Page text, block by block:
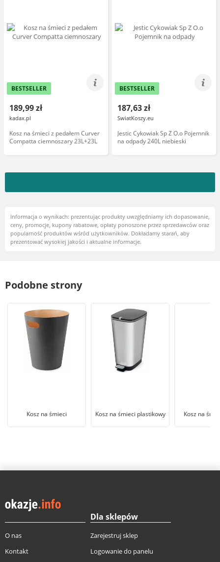
BESTSELLER
189,99 zł
kadax.pl
Kosz na śmieci z pedałem Curver
Compatta ciemnoszary 23L+23L
BESTSELLER
187,63 zł
SwiatKoszy.eu
Jestic Cykowiak Sp Z O.o Pojemnik
na odpady 240L niebieski
Informacja o wynikach: prezentując produkty uwzględniamy ich dopasowanie,
ceny, promocje, kupony rabatowe, opłaty ponoszone przez sprzedawców oraz
popularność produktów wśród użytkowników. Dokładamy starań, aby
prezentować wysokiej jakości i aktualne informacje.
Podobne strony
Kosz na śmieci Kosz na śmieci plastikowy Kosz na
O nas
Kontakt
Dla sklepów
Zarejestruj sklep
Logowanie do panelu